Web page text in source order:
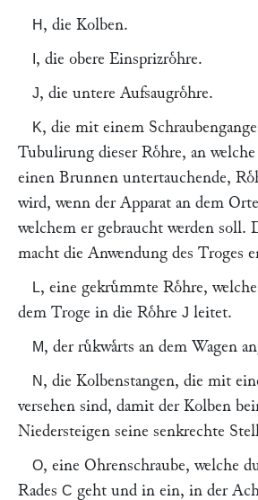
H , die Kolben.
, die obere Einsprizroͤhre.
J, die untere Aufsaugroͤhre.
K, die mit einem Schraubengange
Tubulirung dieser Roͤhre, an
einen Brunnen untertauchende,
wird, wenn der Apparat an dem
welchem er gebraucht werden soll.
macht die Anwendung des Troges
L, eine gekruͤmmte Roͤhre, welche
dem Troge in die Roͤhre J leitet.
M, der ruͤkwaͤrts an dem Wagen
N , die Kolbenstangen, die mit
versehen sind, damit der Kolben
Niedersteigen seine senkrechte
O, eine Ohrenschraube, welche
Rades C geht und in ein, in der